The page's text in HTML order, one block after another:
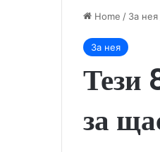
Home / За нея
За нея
Тези
за